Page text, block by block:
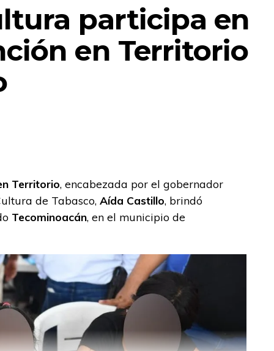
participa en
en Territorio
Territorio, encabezada por el gobernador
de Tabasco, Aída Castillo, brindó
Tecominoacán, en el municipio de